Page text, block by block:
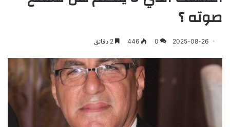
صوته ؟
2025-08-26
0
446